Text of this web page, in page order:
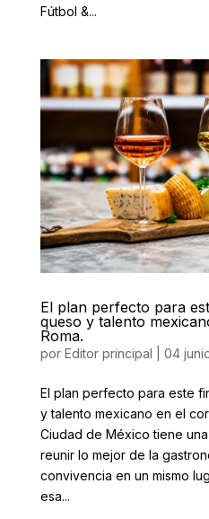
Fútbol &...
El plan perfecto para
queso y talento
Roma.
por Editor principal 04
El plan perfecto para este
y talento mexicano en el
Ciudad de México tiene
reunir lo mejor de la
convivencia en un mismo
esa...